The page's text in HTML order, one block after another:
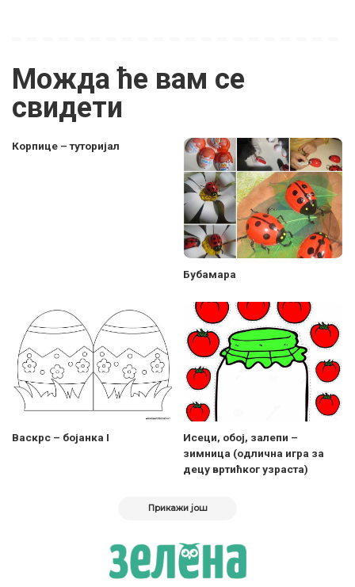
Можда ће вам се
свидети
Корпице – туторијал
Бубамара
Васкрс – бојанка I
Исеци, обој, залепи –
зимница (одлична игра за
децу вртићког узраста)
Прикажи још